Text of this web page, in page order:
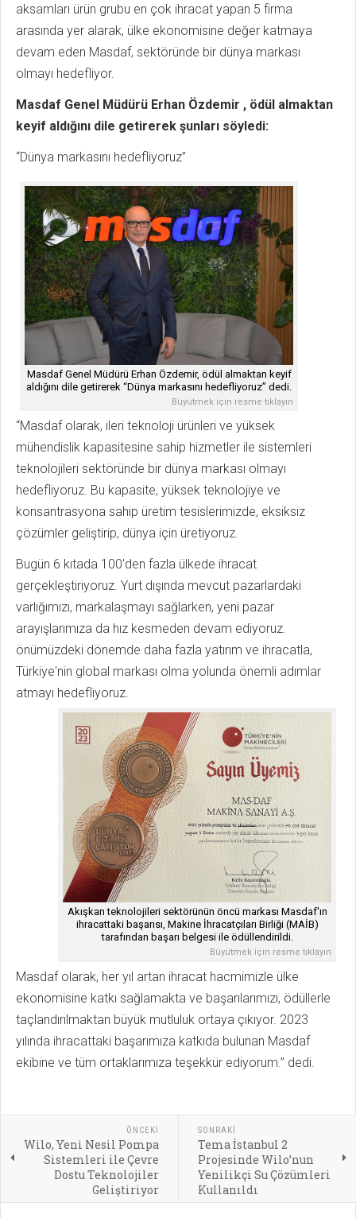
aksamları ürün grubu en çok ihracat yapan 5 firma
arasında yer alarak, ülke ekonomisine değer katmaya
devam eden Masdaf, sektöründe bir dünya markası
olmayı hedefliyor.
Masdaf Genel Müdürü Erhan Özdemir , ödül almaktan
keyif aldığını dile getirerek şunları söyledi:
“Dünya markasını hedefliyoruz”
Masdaf Genel Müdürü Erhan Özdemir, ödül almaktan keyif
aldığını dile getirerek “Dünya markasını hedefliyoruz” dedi.
Büyütmek için resme tıklayın
“Masdaf olarak, ileri teknoloji ürünleri ve yüksek
mühendislik kapasitesine sahip hizmetler ile sistemleri
teknolojileri sektöründe bir dünya markası olmayı
hedefliyoruz. Bu kapasite, yüksek teknolojiye ve
konsantrasyona sahip üretim tesislerimizde, eksiksiz
çözümler geliştirip, dünya için üretiyoruz.
Bugün 6 kıtada 100'den fazla ülkede ihracat
gerçekleştiriyoruz. Yurt dışında mevcut pazarlardaki
varlığımızı, markalaşmayı sağlarken, yeni pazar
arayışlarımıza da hız kesmeden devam ediyoruz.
önümüzdeki dönemde daha fazla yatırım ve ihracatla,
Türkiye'nin global markası olma yolunda önemli adımlar
atmayı hedefliyoruz.
Akışkan teknolojileri sektörünün öncü markası Masdaf'ın
ihracattaki başarısı, Makine İhracatçıları Birliği (MAİB)
tarafından başarı belgesi ile ödüllendirildi.
Büyütmek için resme tıklayın
Masdaf olarak, her yıl artan ihracat hacmimizle ülke
ekonomisine katkı sağlamakta ve başarılarımızı, ödüllerle
taçlandırılmaktan büyük mutluluk ortaya çıkıyor. 2023
yılında ihracattaki başarımıza katkıda bulunan Masdaf
ekibine ve tüm ortaklarımıza teşekkür ediyorum.” dedi.
ÖNCEKI
Wilo, Yeni Nesil Pompa
Sistemleri ile Çevre
Dostu Teknolojiler
Geliştiriyor
SONRAKI
Tema İstanbul 2
Projesinde Wilo’nun
Yenilikçi Su Çözümleri
Kullanıldı